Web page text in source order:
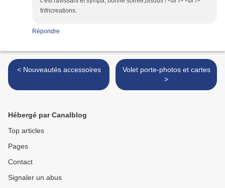
frifricreations.
Répondre
< Nouveautés accessoires
Volet porte-photos et cartes
>
Hébergé par Canalblog
Top articles
Pages
Contact
Signaler un abus